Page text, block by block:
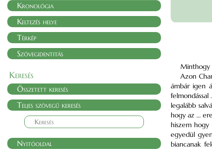
Kronológia
Keltezés helye
Térkép
Szövegidentitás
Keresés
Összetett keresés
Teljes szövegű keresés
Nyitóoldal
Minthogy
Azon
ámbár igen
legalább
hogy az ...
hiszem
egyedül
biancanak